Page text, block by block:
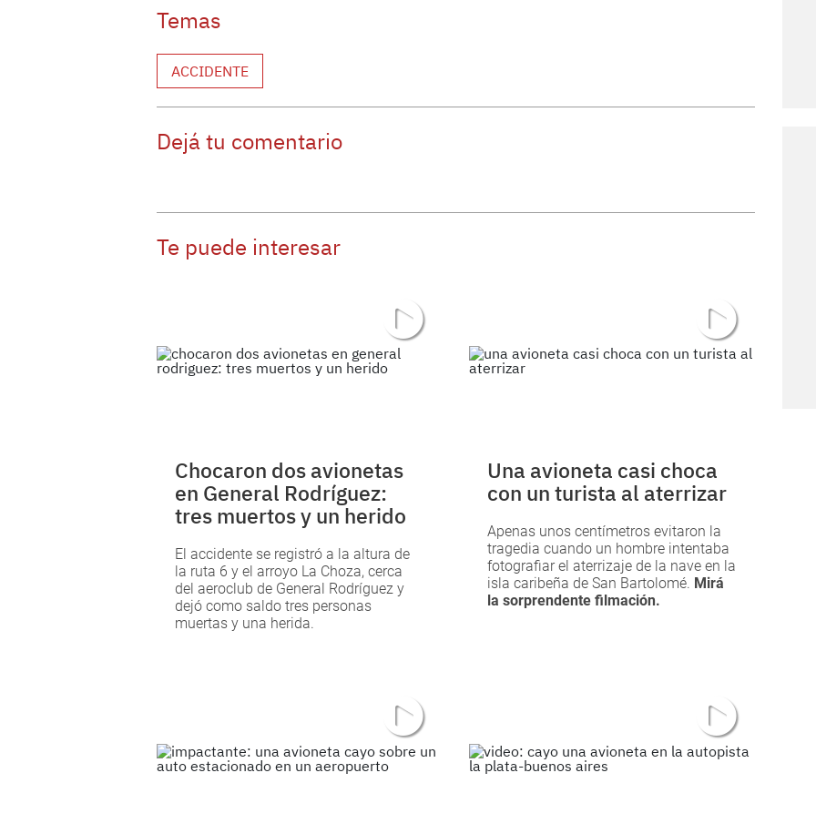
Temas
ACCIDENTE
Dejá tu comentario
Te puede interesar
Chocaron dos avionetas
en General Rodríguez:
tres muertos y un herido
El accidente se registró a la altura de
la ruta 6 y el arroyo La Choza, cerca
del aeroclub de General Rodríguez y
dejó como saldo tres personas
muertas y una herida.
Una avioneta casi choca
con un turista al aterrizar
Apenas unos centímetros evitaron la
tragedia cuando un hombre intentaba
fotografiar el aterrizaje de la nave en la
isla caribeña de San Bartolomé. Mirá
la sorprendente filmación.